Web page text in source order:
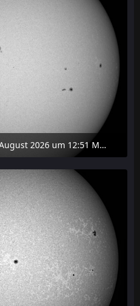
Sonne im Weißlicht am 02. August 2026 um 12:51 MESZ